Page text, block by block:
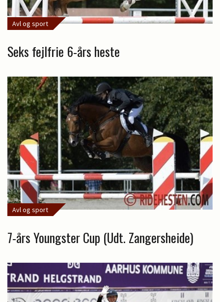
Avl og sport
Seks fejlfrie 6-års heste
Avl og sport
7-års Youngster Cup (Udt. Zangersheide)